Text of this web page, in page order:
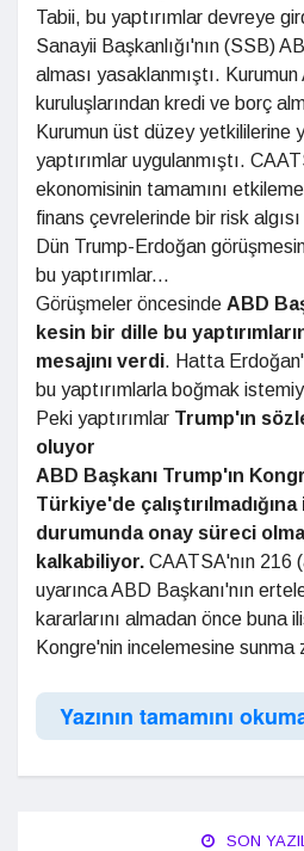
Tabii, bu yaptırımlar devreye
Sanayii Başkanlığı'nın (SSB)
alması yasaklanmıştı.
kuruluşlarından kredi ve borç
Kurumun üst düzey yetkililerine
yaptırımlar uygulanmıştı.
ekonomisinin tamamını
finans çevrelerinde bir risk
Dün Trump-Erdoğan
bu yaptırımlar...
Görüşmeler öncesinde ABD
kesin bir dille bu yap
mesajını verdi. Hatta
bu yaptırımlarla boğmak
Peki yaptırımlar Trump'ın
oluyor
ABD Başkanı Trump'ın
Türkiye'de çalıştırılmadığına
durumunda onay süreci
kalkabiliyor. CAATSA'nın 216
uyarınca ABD Başkanı'nın
kararlarını almadan önce buna
Kongre'nin incelemesine sunma
Yazının tamamını
SON